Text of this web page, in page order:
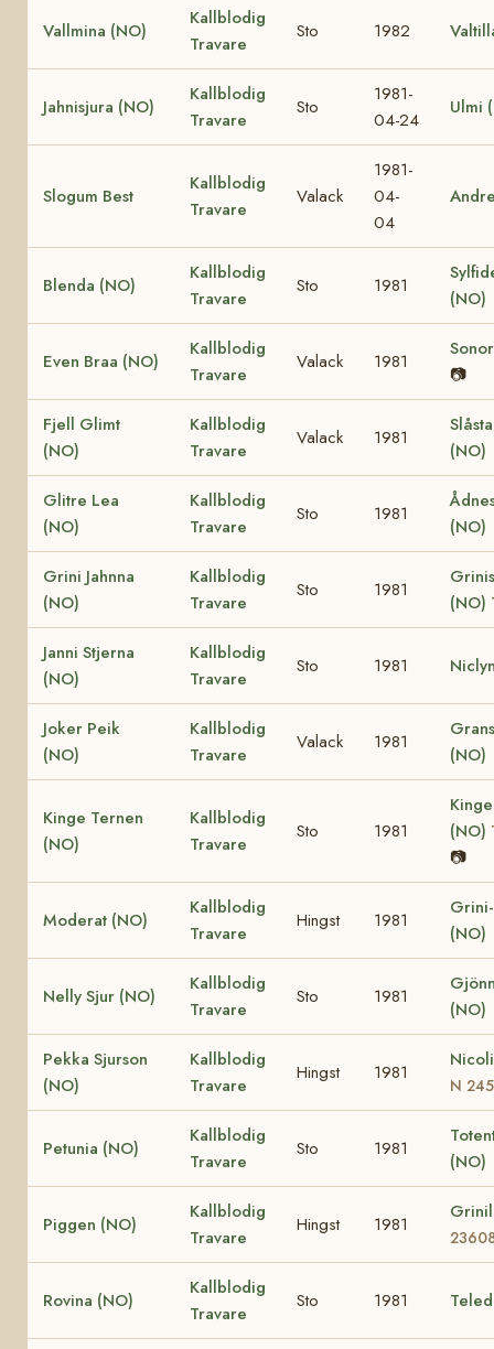
Vallmina (NO)
Kallblodig
Travare
Sto 1982
Jahnisjura (NO)
Kallblodig
Travare
Sto
1981-
04-24
Ulmi
Slogum Best
Kallblodig
Travare
Valack
1981-
04-
04
Blenda (NO)
Kallblodig
Travare
Sto 1981
(NO)
Even Braa (NO)
Kallblodig
Travare
Valack 1981
📷
Fjell Glimt
(NO)
Kallblodig
Travare
Valack 1981
(NO)
Glitre Lea
(NO)
Kallblodig
Travare
Sto 1981
(NO)
Grini Jahnna
(NO)
Kallblodig
Travare
Sto 1981
(NO)
Janni Stjerna
(NO)
Kallblodig
Travare
Sto 1981
Joker Peik
(NO)
Kallblodig
Travare
Valack 1981
(NO)
Kinge Ternen
(NO)
Kallblodig
Travare
Sto 1981
(NO)
📷
Moderat (NO)
Kallblodig
Travare
Hingst 1981
(NO)
Nelly Sjur (NO)
Kallblodig
Travare
Sto 1981
(NO)
Pekka Sjurson
(NO)
Kallblodig
Travare
Hingst 1981
N
Petunia (NO)
Kallblodig
Travare
Sto 1981
(NO)
Piggen (NO)
Kallblodig
Travare
Hingst 1981
Rovina (NO)
Kallblodig
Travare
Sto 1981